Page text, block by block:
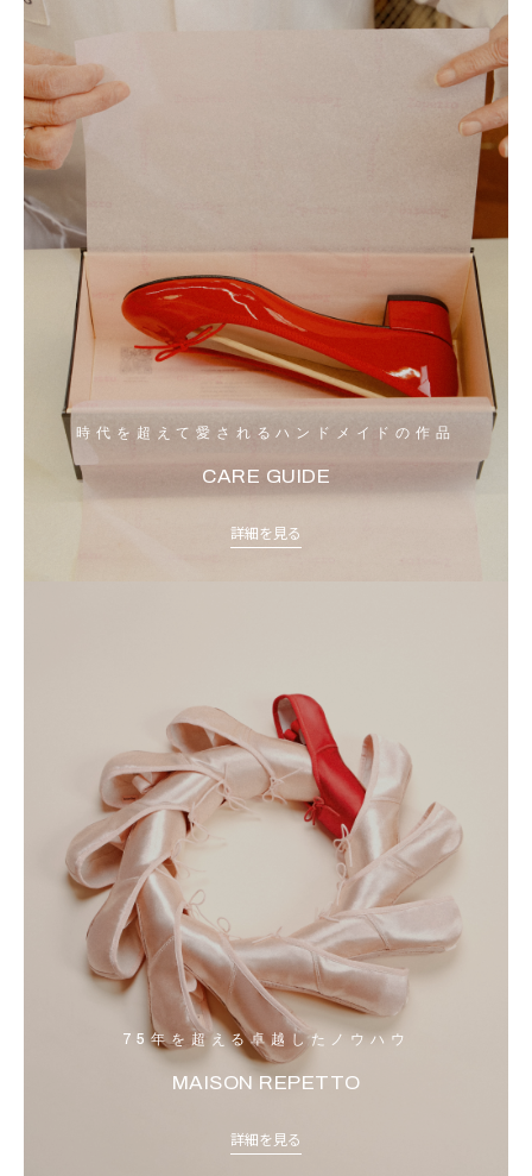
時代を超えて愛されるハンドメイドの作品
CARE GUIDE
詳細を見る
75年を超える卓越したノウハウ
MAISON REPETTO
詳細を見る